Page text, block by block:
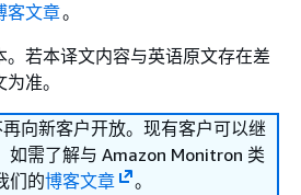
客文章。
若本译文内容与英语原文存在差
准。
向新客户开放。现有客户可以继
如需了解与 Amazon Monitron 类
们的博客文章
。